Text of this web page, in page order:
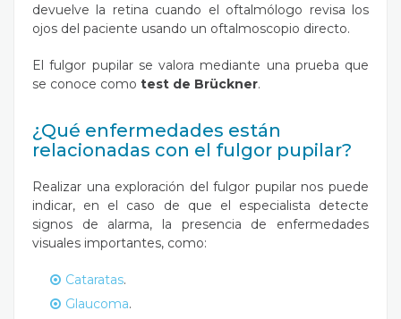
devuelve la retina cuando el oftalmólogo revisa los
ojos del paciente usando un oftalmoscopio directo.
El fulgor pupilar se valora mediante una prueba que
se conoce como test de Brückner.
¿Qué enfermedades están
relacionadas con el fulgor pupilar?
Realizar una exploración del fulgor pupilar nos puede
indicar, en el caso de que el especialista detecte
signos de alarma, la presencia de enfermedades
visuales importantes, como:
Cataratas.
Glaucoma.